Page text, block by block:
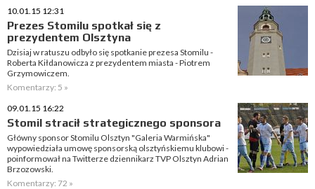
10.01.15 12:31
Prezes Stomilu spotkał się z
prezydentem Olsztyna
Dzisiaj w ratuszu odbyło się spotkanie prezesa Stomilu -
Roberta Kiłdanowicza z prezydentem miasta - Piotrem
Grzymowiczem.
Komentarzy: 5 »
09.01.15 16:22
Stomil stracił strategicznego sponsora
Główny sponsor Stomilu Olsztyn "Galeria Warmińska"
wypowiedziała umowę sponsorską olsztyńskiemu klubowi -
poinformował na Twitterze dziennikarz TVP Olsztyn Adrian
Brzozowski.
Komentarzy: 72 »